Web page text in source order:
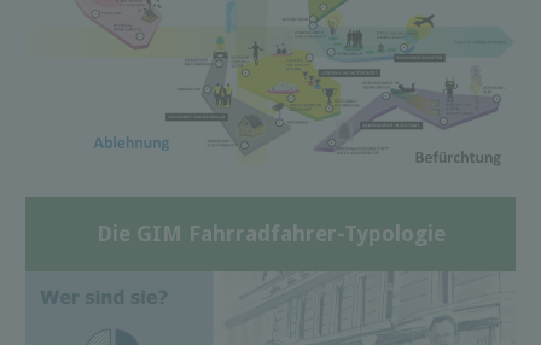
Die GIM Fahrradfahrer-Typologie